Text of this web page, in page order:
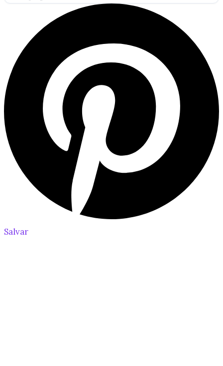
Salvar